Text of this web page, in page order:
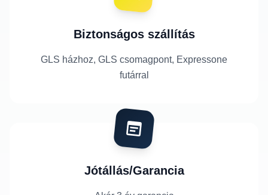
Biztonságos szállítás
GLS házhoz, GLS csomagpont, Expressone
futárral
Jótállás/Garancia